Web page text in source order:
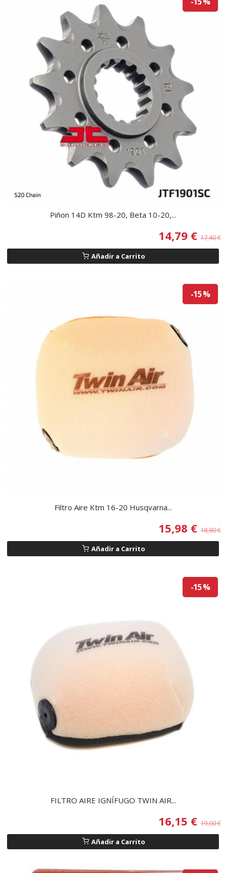
Piñon 14D Ktm 98-20, Beta 10-20,...
14,79 € 17,40 €
Añadir a Carrito
-15 %
Filtro Aire Ktm 16-20 Husqvarna...
15,98 € 18,80 €
Añadir a Carrito
-15 %
FILTRO AIRE IGNÍFUGO TWIN AIR...
16,15 € 19,00 €
Añadir a Carrito